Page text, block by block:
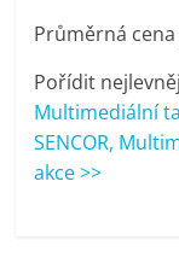
porovnání
Elektro
OK,
recenze,
pračky,
televize,
Průměrná
Pořídit
Multimediální
SENCOR,
akce >>